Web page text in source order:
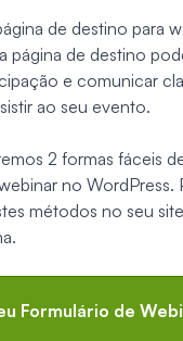
de destino para
página de destino
e comunicar
ao seu evento.
2 formas fáceis
no WordPress.
métodos no seu
Formulário de